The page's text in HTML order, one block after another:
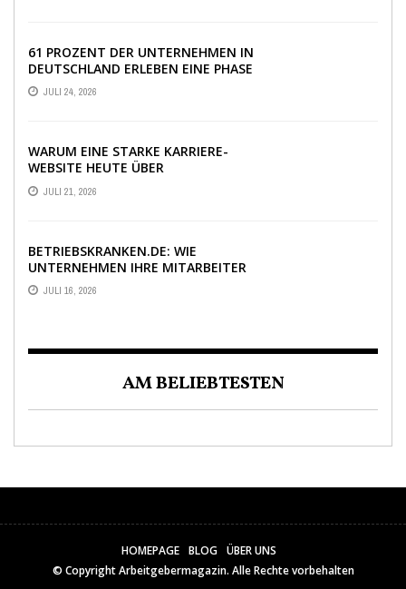
61 PROZENT DER UNTERNEHMEN IN
DEUTSCHLAND ERLEBEN EINE PHASE
AUSSERGEWÖHNLICHER W
IRTSCHAFTLICHER UNSICHERHEIT
JULI 24, 2026
WARUM EINE STARKE KARRIERE-
WEBSITE HEUTE ÜBER
BEWERBUNGEN ENTSCHEIDET
JULI 21, 2026
BETRIEBSKRANKEN.DE: WIE
UNTERNEHMEN IHRE MITARBEITER
DANK PKV-STATUS BINDEN
JULI 16, 2026
AM BELIEBTESTEN
HOMEPAGE BLOG
ÜBER UNS
© CopyrightArbeitgebermagazin. Alle Rechte vorbehalten